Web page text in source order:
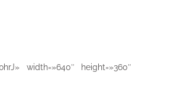
width=»640″ height=»360″